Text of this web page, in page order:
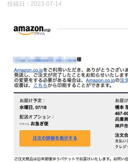
投稿日： 2023-07-14